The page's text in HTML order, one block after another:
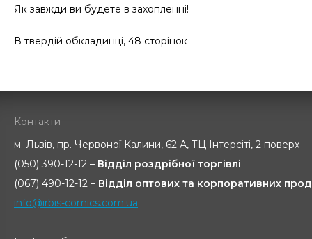
Як завжди ви будете в захопленні!
В твердій обкладинці, 48 сторінок
Контакти
м. Львів, пр. Червоної Калини, 62 А, ТЦ Інтерсіті, 2 поверх
(050) 390-12-12 – Відділ роздрібної торгівлі
(067) 490-12-12 – Відділ оптових та корпоративних
info@irbis-comics.com.ua